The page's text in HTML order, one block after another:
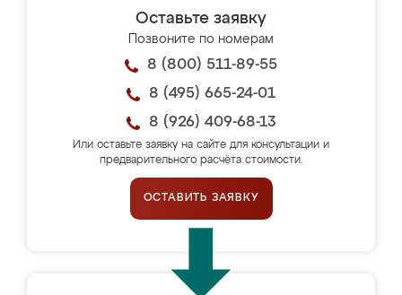
Оставьте заявку
Позвоните по номерам
8 (800) 511-89-55
8 (495) 665-24-01
8 (926) 409-68-13
Или оставьте заявку на сайте для консультации и
предварительного расчёта стоимости.
ОСТАВИТЬ ЗАЯВКУ